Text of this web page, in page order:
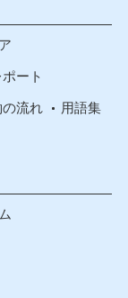
ート
流れ 用語集